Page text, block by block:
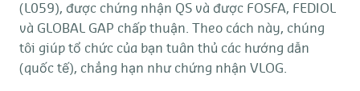
(L059), được chứng nhận QS và được FOSFA, FEDIOL
và GLOBAL GAP chấp thuận. Theo cách này, chúng
tôi giúp tổ chức của bạn tuân thủ các hướng dẫn
(quốc tế), chẳng hạn như chứng nhận VLOG.